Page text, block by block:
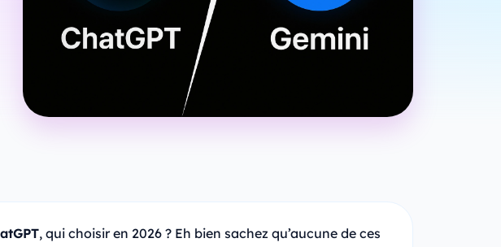
, qui choisir en 2026 ? Eh bien sachez qu’aucune de ces